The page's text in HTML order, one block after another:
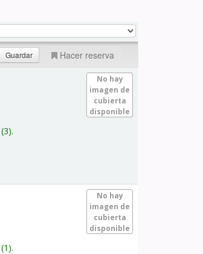
Hacer reserva
No hay
imagen de
cubierta
disponible
(3).
No hay
imagen de
cubierta
disponible
(1).